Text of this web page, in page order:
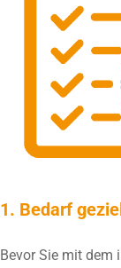
1. Bedarf
Bevor Sie mit dem